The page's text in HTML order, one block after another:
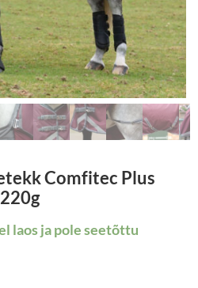
Comfitec Plus
laos ja pole seetõttu